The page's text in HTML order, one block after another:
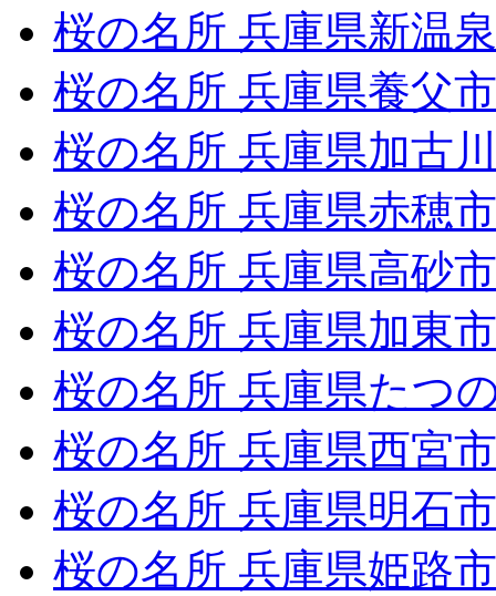
桜の名所 兵庫県新温
桜の名所 兵庫県養父市
桜の名所 兵庫県加古
桜の名所 兵庫県赤穂市
桜の名所 兵庫県高砂市
桜の名所 兵庫県加東市
桜の名所 兵庫県たつ
桜の名所 兵庫県西宮市
桜の名所 兵庫県明石市
桜の名所 兵庫県姫路市